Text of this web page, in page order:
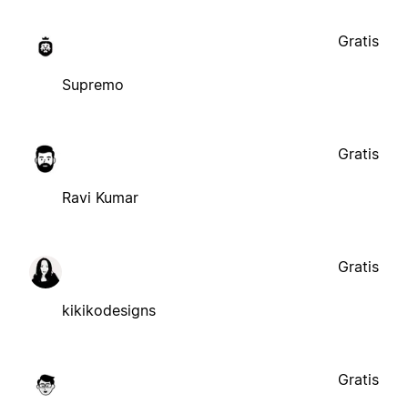
Supremo
Gratis
Ravi Kumar
Gratis
kikikodesigns
Gratis
Gratis